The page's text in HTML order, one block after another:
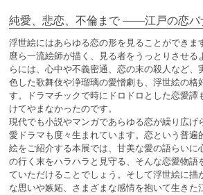
純愛、悲恋、不倫まで ――江戸の恋バ
浮世絵にはあらゆる恋の形を見ることができま
麿ら一流絵師が描く、見る者をうっとりさせる
らには、心中や不義密通、恋の末の殺人など、
色した歌舞伎や浄瑠璃の愛憎劇も、浮世絵の格
す。ドラマチックで時にドロドロとした恋愛譚
けてやまなかったのです。
現代でも小説やマンガであらゆる恋が繰り広げ
愛ドラマも度々生まれています。恋という普遍
絵をご紹介する本展では、甘美な愛の語らいに
の行く末をハラハラと見守る、そんな恋愛物語
ていただけることでしょう。そして浮世絵に描
な思いや嫉妬、さまざまな感情を抱いて生きた